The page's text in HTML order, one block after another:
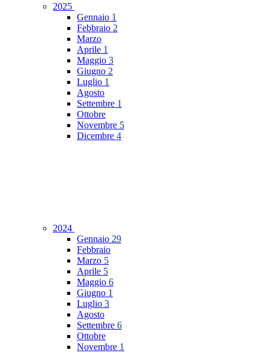
2025
Gennaio 1
Febbraio 2
Marzo
Aprile 1
Maggio 3
Giugno 2
Luglio 1
Agosto
Settembre 1
Ottobre
Novembre 5
Dicembre 4
2024
Gennaio 29
Febbraio
Marzo 5
Aprile 5
Maggio 6
Giugno 1
Luglio 3
Agosto
Settembre 6
Ottobre
Novembre 1